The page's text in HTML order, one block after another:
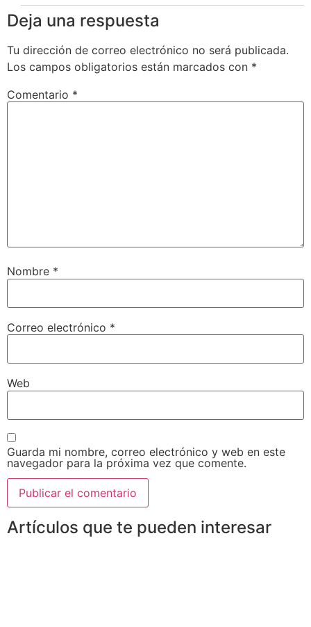
Deja una respuesta
Tu dirección de correo electrónico no será publicada.
Los campos obligatorios están marcados con *
Comentario *
Nombre *
Correo electrónico *
Web
Guarda mi nombre, correo electrónico y web en este
navegador para la próxima vez que comente.
Artículos que te pueden interesar